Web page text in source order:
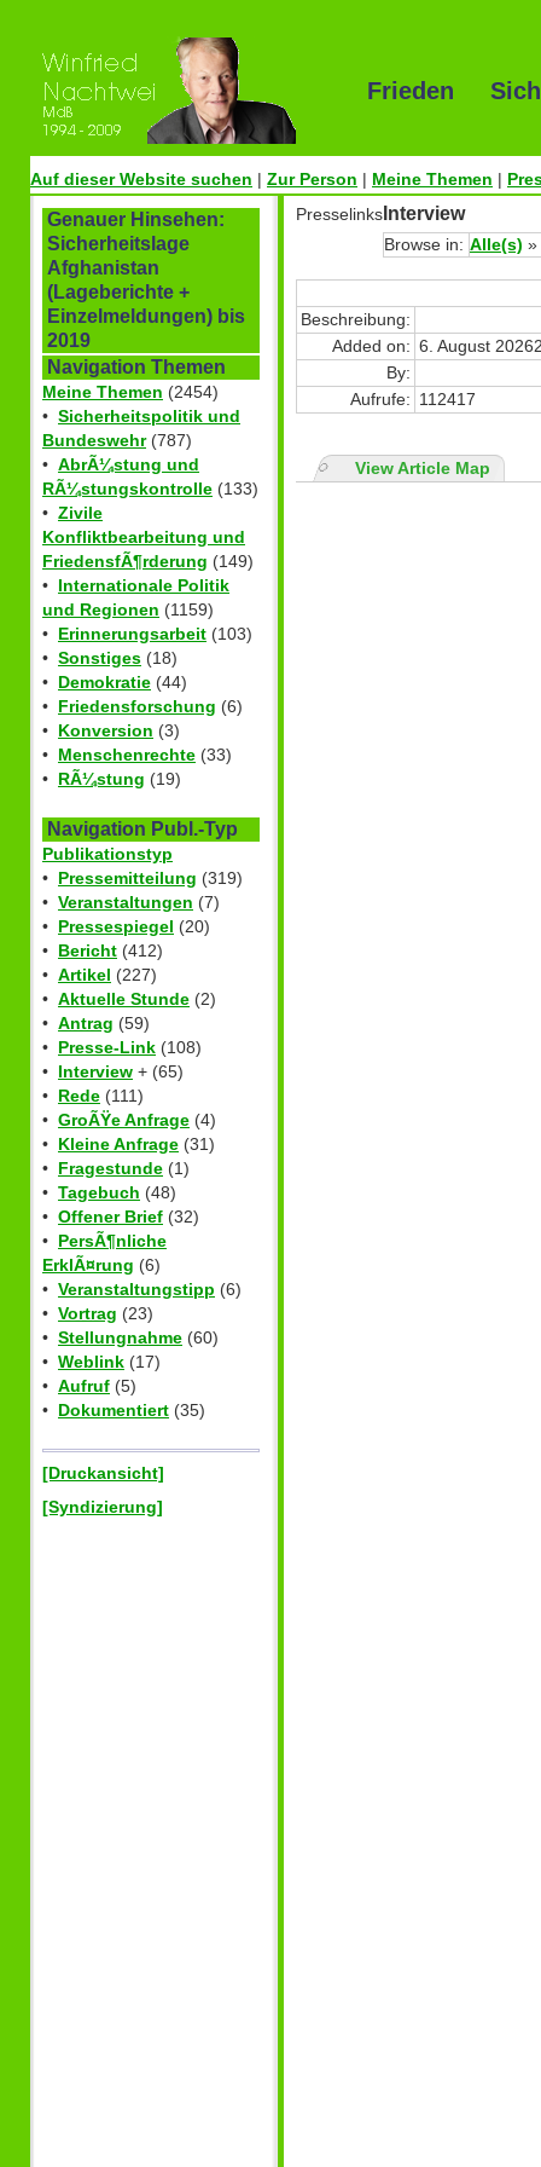
Frieden
Auf dieser Website suchen | Zur Person | Meine Themen |
Genauer Hinsehen:
Sicherheitslage
Afghanistan
(Lageberichte +
Einzelmeldungen) bis
2019
Navigation Themen
Meine Themen (2454)
• Sicherheitspolitik und
Bundeswehr(787)
• AbrÃ¼stung und
RÃ¼stungskontrolle (133)
• Zivile
Konfliktbearbeitung und
FriedensfÃ¶rderung (149)
• Internationale Politik
und Regionen (1159)
• Erinnerungsarbeit (103)
• Sonstiges (18)
• Demokratie (44)
• Friedensforschung (6)
• Konversion (3)
• Menschenrechte (33)
• RÃ¼stung (19)
Navigation Publ.-Typ
Publikationstyp
• Pressemitteilung (319)
• Veranstaltungen (7)
• Pressespiegel (20)
• Bericht (412)
• Artikel (227)
• Aktuelle Stunde (2)
• Antrag (59)
• Presse-Link (108)
• Interview + (65)
• Rede (111)
• GroÃŸe Anfrage (4)
• Kleine Anfrage (31)
• Fragestunde (1)
• Tagebuch (48)
• Offener Brief (32)
• PersÃ¶nliche
ErklÃ¤rung (6)
• Veranstaltungstipp (6)
• Vortrag (23)
• Stellungnahme (60)
• Weblink (17)
• Aufruf (5)
• Dokumentiert (35)
[Druckansicht]
[Syndizierung]
Presselinks Interview
Browse in: Alle(s) »
Beschreibung:
Added on: 6. August
By:
Aufrufe: 112417
View Article Map